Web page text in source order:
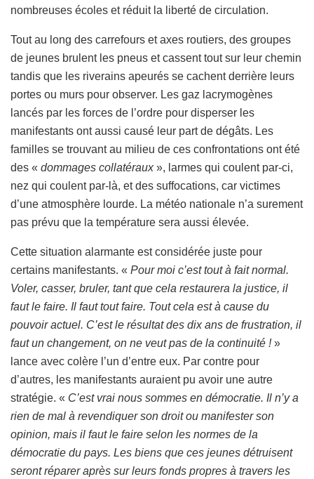
nombreuses écoles et réduit la liberté de circulation.
Tout au long des carrefours et axes routiers, des groupes
de jeunes brulent les pneus et cassent tout sur leur chemin
tandis que les riverains apeurés se cachent derrière leurs
portes ou murs pour observer. Les gaz lacrymogènes
lancés par les forces de l’ordre pour disperser les
manifestants ont aussi causé leur part de dégâts. Les
familles se trouvant au milieu de ces confrontations ont été
des « dommages collatéraux», larmes qui coulent par-ci,
nez qui coulent par-là, et des suffocations, car victimes
d’une atmosphère lourde. La météo nationale n’a surement
pas prévu que la température sera aussi élevée.
Cette situation alarmante est considérée juste pour
certains manifestants. « Pour moi c’est tout à fait normal.
Voler, casser, bruler, tant que cela restaurera la justice, il
faut le faire. Il faut tout faire. Tout cela est à cause du
pouvoir actuel. C’est le résultat des dix ans de frustration, il
faut un changement, on ne veut pas de la continuité ! »
lance avec colère l’un d’entre eux. Par contre pour
d’autres, les manifestants auraient pu avoir une autre
stratégie. « C’est vrai nous sommes en démocratie. Il n’y a
rien de mal à revendiquer son droit ou manifester son
opinion, mais il faut le faire selon les normes de la
démocratie du pays. Les biens que ces jeunes détruisent
seront réparer après sur leurs fonds propres à travers les